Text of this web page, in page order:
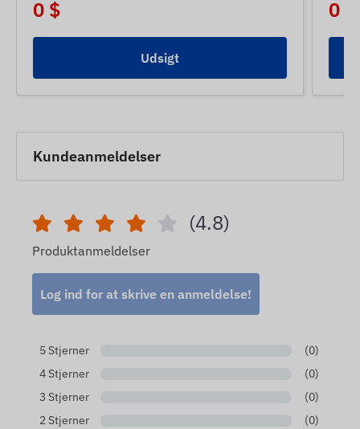
0 $
Udsigt
0 $
Kundeanmeldelser
(4.8)
Produktanmeldelser
Log ind for at skrive en anmeldelse!
5 Stjerner
(0)
4 Stjerner
(0)
3 Stjerner
(0)
2 Stjerner
(0)